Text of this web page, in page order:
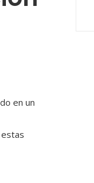
en un